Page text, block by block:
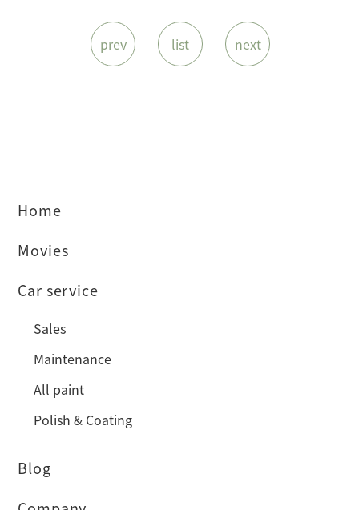
prev list next
Home
Movies
Car service
Sales
Maintenance
All paint
Polish & Coating
Blog